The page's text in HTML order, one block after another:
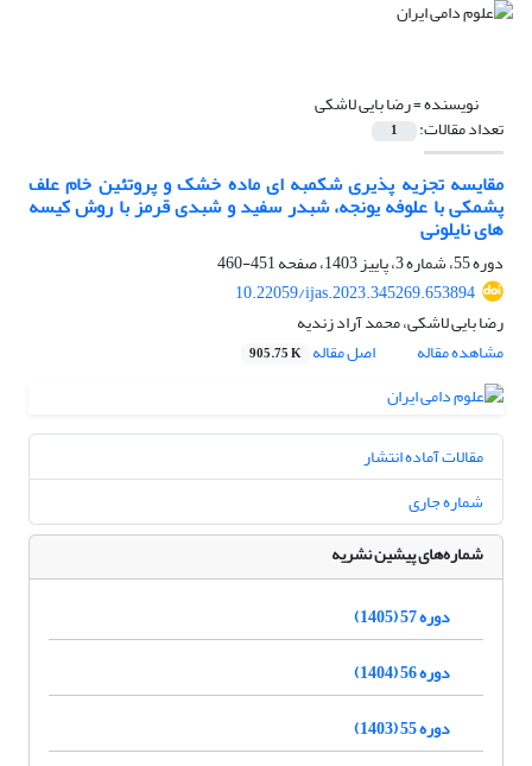
نویسنده =رضا بایی لاشکی
تعداد مقالات: 1
مقایسه تجزیه پذیری شکمبه ای ماده خشک و پروتئین خام علف
پشمکی با علوفه یونجه، شبدر سفید و شبدی قرمز با روش کیسه
های نایلونی
دوره 55، شماره 3، پاییز 1403، صفحه
451-460
10.22059/ijas.2023.345269.653894
رضا بایی لاشکی، محمد آراد زندیه
مشاهده مقاله
اصل مقاله 905.75 K
مقالات آماده انتشار
شماره جاری
شماره‌های پیشین نشریه
دوره 57 (1405)
دوره 56 (1404)
دوره 55 (1403)